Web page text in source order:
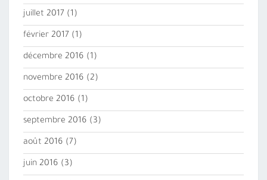
juillet 2017 (1)
février 2017 (1)
décembre 2016 (1)
novembre 2016 (2)
octobre 2016 (1)
septembre 2016 (3)
août 2016 (7)
juin 2016 (3)